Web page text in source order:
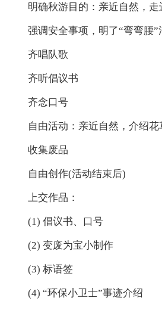
明确秋游目的：亲近自然，走
强调安全事项，明了“弯弯腰”
齐唱队歌
齐听倡议书
齐念口号
自由活动：亲近自然，介绍花
收集废品
自由创作(活动结束后)
上交作品：
(1) 倡议书、口号
(2) 变废为宝小制作
(3) 标语签
(4) “环保小卫士”事迹介绍